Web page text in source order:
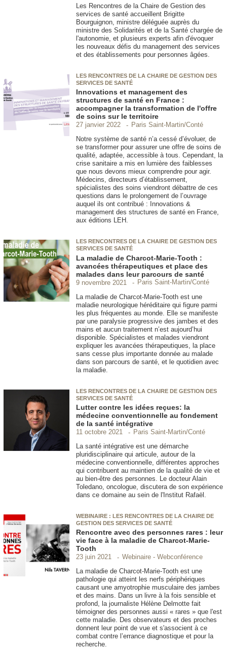
Les Rencontres de la Chaire de Gestion des
services de santé accueillent Brigitte
Bourguignon, ministre déléguée auprès du
ministre des Solidarités et de la Santé chargée de
l'autonomie, et plusieurs experts afin d'évoquer
les nouveaux défis du management des services
et des établissements pour personnes âgées.
LES RENCONTRES DE LA CHAIRE DE GESTION DES
SERVICES DE SANTÉ
Innovations et management des
structures de santé en France :
accompagner la transformation de l'offre
de soins sur le territoire
27 janvier 2022
Paris Saint-Martin/Conté
Notre système de santé n’a cessé d’évoluer, de
se transformer pour assurer une offre de soins de
qualité, adaptée, accessible à tous. Cependant, la
crise sanitaire a mis en lumière des faiblesses
que nous devons mieux comprendre pour agir.
Médecins, directeurs d’établissement,
spécialistes des soins viendront débattre de ces
questions dans le prolongement de l’ouvrage
auquel ils ont contribué : Innovations &
management des structures de santé en France,
aux éditions LEH.
LES RENCONTRES DE LA CHAIRE DE GESTION DES
SERVICES DE SANTÉ
La maladie de Charcot-Marie-Tooth :
avancées thérapeutiques et place des
malades dans leur parcours de santé
9 novembre 2021
Paris Saint-Martin/Conté
La maladie de Charcot-Marie-Tooth est une
maladie neurologique héréditaire qui figure parmi
les plus fréquentes au monde. Elle se manifeste
par une paralysie progressive des jambes et des
mains et aucun traitement n’est aujourd’hui
disponible. Spécialistes et malades viendront
expliquer les avancées thérapeutiques, la place
sans cesse plus importante donnée au malade
dans son parcours de santé, et le quotidien avec
la maladie.
LES RENCONTRES DE LA CHAIRE DE GESTION DES
SERVICES DE SANTÉ
Lutter contre les idées reçues: la
médecine conventionnelle au fondement
de la santé intégrative
11 octobre 2021
Paris Saint-Martin/Conté
La santé intégrative est une démarche
pluridisciplinaire qui articule, autour de la
médecine conventionnelle, différentes approches
qui contribuent au maintien de la qualité de vie et
au bien-être des personnes. Le docteur Alain
Toledano, oncologue, discutera de son expérience
dans ce domaine au sein de l'Institut Rafaël.
WEBINAIRE : LES RENCONTRES DE LA CHAIRE DE
GESTION DES SERVICES DE SANTÉ
Rencontre avec des personnes rares : leur
vie face à la maladie de Charcot-Marie-
Tooth
23 juin 2021
Webinaire - Webconférence
La maladie de Charcot-Marie-Tooth est une
pathologie qui atteint les nerfs périphériques
causant une amyotrophie musculaire des jambes
et des mains. Dans un livre à la fois sensible et
profond, la journaliste Hélène Delmotte fait
témoigner des personnes aussi « rares » que l'est
cette maladie. Des observateurs et des proches
donnent leur point de vue et s'associent à ce
combat contre l’errance diagnostique et pour la
recherche.